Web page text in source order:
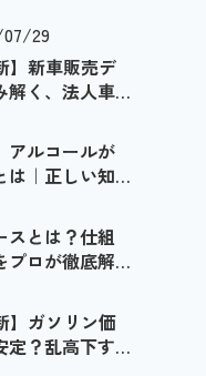
29
】新車販売デ
解く、法人車
現在地
アルコールが
は｜正しい知
回避
スとは？仕組
プロが徹底解
選定ポイン
】ガソリン価
定？乱高下す
う選択肢